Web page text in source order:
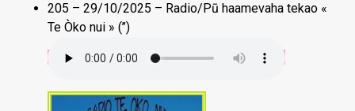
205 – 29/10/2025 – Radio/Pū haamevaha tekao «
Te Òko nui » (’’)